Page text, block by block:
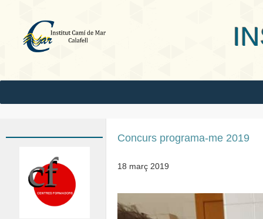
INS
Concurs programa-me 2019
18 març 2019